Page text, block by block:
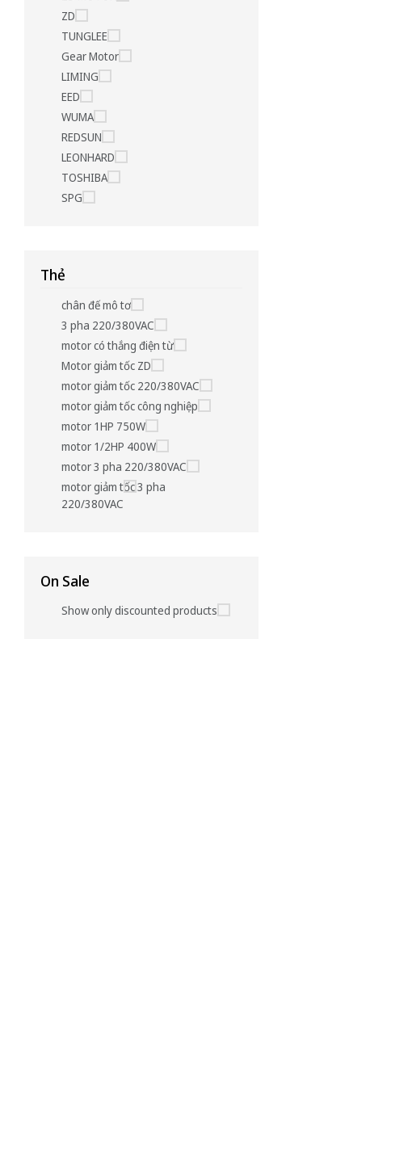
ZD
TUNGLEE
Gear Motor
LIMING
EED
WUMA
REDSUN
LEONHARD
TOSHIBA
SPG
Thẻ
chân đế mô tơ
3 pha 220/380VAC
motor có thắng điện từ
Motor giảm tốc ZD
motor giảm tốc 220/380VAC
motor giảm tốc công nghiệp
motor 1HP 750W
motor 1/2HP 400W
motor 3 pha 220/380VAC
motor giảm tốc 3 pha
220/380VAC
On Sale
Show only discounted products